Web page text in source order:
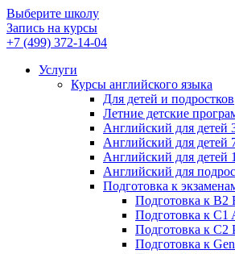
Выберите школу
Запись на курсы
+7 (499) 372-14-04
Услуги
Курсы английского языка
Для детей и подростков
Летние детские
Английский для детей
Английский для детей
Английский для детей
Английский для
Подготовка к
Подготовка к B2
Подготовка к C1
Подготовка к C2
Подготовка к